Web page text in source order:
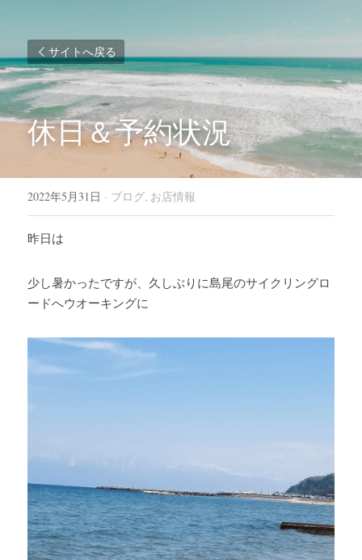
サイトへ戻る
休日＆予約状況
2022年5月31日 · ブログ, お店情報
昨日は
少し暑かったですが、久しぶりに島尾のサイクリングロ
ードへウオーキングに